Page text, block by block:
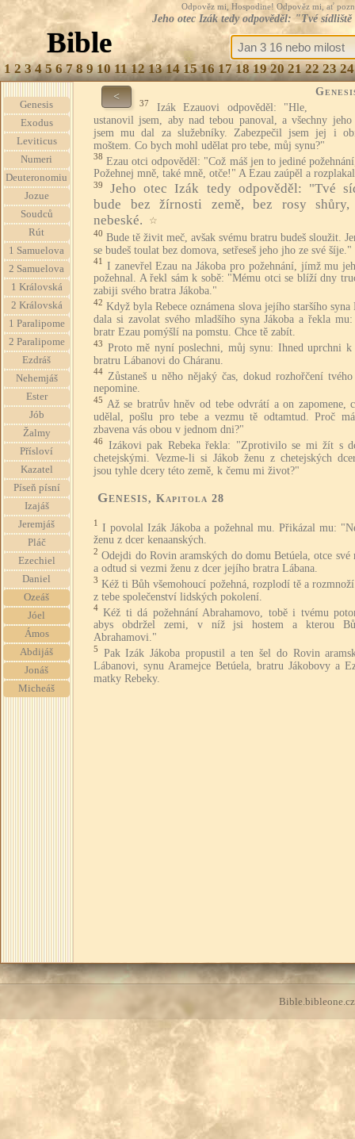
Odpověz mi, Hospodine! Odpověz mi, ať
Jeho otec Izák tedy odpověděl: "Tvé sídliště
Bible
1 2 3 4 5 6 7 8 9 10 11 12 13 14 15 16 17 18 19 20 21 22 23 24
Genesis
Exodus
Leviticus
Numeri
Deuteronomiu
Jozue
Soudců
Rút
1 Samuelova
2 Samuelova
1 Královská
2 Královská
1 Paralipome
2 Paralipome
Ezdráš
Nehemjáš
Ester
Jób
Žalmy
Přísloví
Kazatel
Píseň písní
Izajáš
Jeremjáš
Pláč
Ezechiel
Daniel
Ozeáš
Jóel
Ámos
Abdijáš
Jonáš
Micheáš
<
37
Izák Ezauovi odpověděl: "Hle,
ustanovil jsem, aby nad tebou panoval, a všechny
jsem mu dal za služebníky. Zabezpečil jsem jej i
moštem. Co bych mohl udělat pro tebe, můj synu?"
38 Ezau otci odpověděl: "Což máš jen to jediné
Požehnej mně, také mně, otče!" A Ezau zaúpěl a
39
Jeho otec Izák tedy odpověděl: "Tvé
bude bez žírnosti země, bez rosy shůry,
nebeské.
☆
40 Bude tě živit meč, avšak svému bratru budeš sloužit.
se budeš toulat bez domova, setřeseš jeho jho ze své šíje."
41 I zanevřel Ezau na Jákoba pro požehnání, jímž mu
požehnal. A řekl sám k sobě: "Mému otci se blíží dny
zabiji svého bratra Jákoba."
42 Když byla Rebece oznámena slova jejího staršího syna
dala si zavolat svého mladšího syna Jákoba a řekla
bratr Ezau pomýšlí na pomstu. Chce tě zabít.
43 Proto mě nyní poslechni, můj synu: Ihned uprchni k
bratru Lábanovi do Cháranu.
44 Zůstaneš u něho nějaký čas, dokud rozhořčení
nepomine.
45 Až se bratrův hněv od tebe odvrátí a on zapomene,
udělal, pošlu pro tebe a vezmu tě odtamtud. Proč
zbavena vás obou v jednom dni?"
46
Izákovi pak Rebeka řekla: "Zprotivilo se mi žít s
chetejskými. Vezme-li si Jákob ženu z chetejských
jsou tyhle dcery této země, k čemu mi život?"
Genesis, Kapitola 28
1 I povolal Izák Jákoba a požehnal mu. Přikázal mu:
ženu z dcer kenaanských.
2 Odejdi do Rovin aramských do domu Betúela, otce své
a odtud si vezmi ženu z dcer jejího bratra Lábana.
3 Kéž ti Bůh všemohoucí požehná, rozplodí tě a
z tebe společenství lidských pokolení.
4 Kéž ti dá požehnání Abrahamovo, tobě i tvému
abys obdržel zemi, v níž jsi hostem a kterou
Abrahamovi."
5
Pak Izák Jákoba propustil a ten šel do Rovin
Lábanovi, synu Aramejce Betúela, bratru Jákobovy a
matky Rebeky.